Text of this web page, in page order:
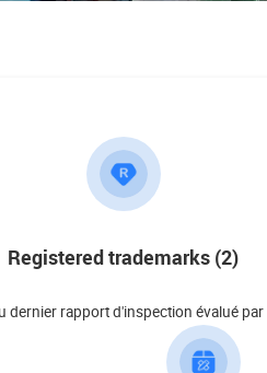
Registered trademarks (2)
dernier rapport d'inspection évalué